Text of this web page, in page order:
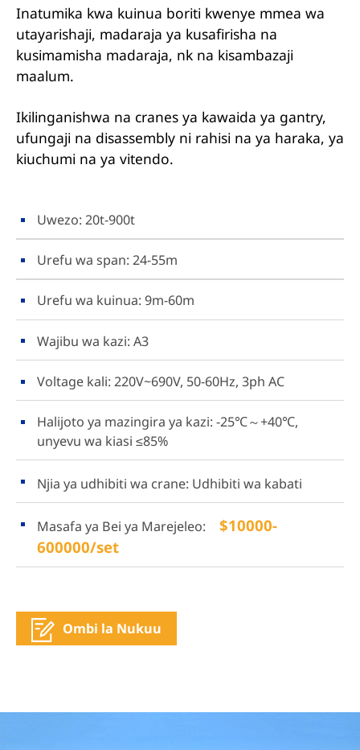
Inatumika kwa kuinua boriti kwenye mmea wa
utayarishaji, madaraja ya kusafirisha na
kusimamisha madaraja, nk na kisambazaji
maalum.
Ikilinganishwa na cranes ya kawaida ya gantry,
ufungaji na disassembly ni rahisi na ya haraka, ya
kiuchumi na ya vitendo.
Uwezo: 20t-900t
Urefu wa span: 24-55m
Urefu wa kuinua: 9m-60m
Wajibu wa kazi: A3
Voltage kali: 220V~690V, 50-60Hz, 3ph AC
Halijoto ya mazingira ya kazi: -25℃～+40℃,
unyevu wa kiasi ≤85%
Njia ya udhibiti wa crane: Udhibiti wa kabati
Masafa ya Bei ya Marejeleo:
$10000-
600000/set
Ombi la Nukuu